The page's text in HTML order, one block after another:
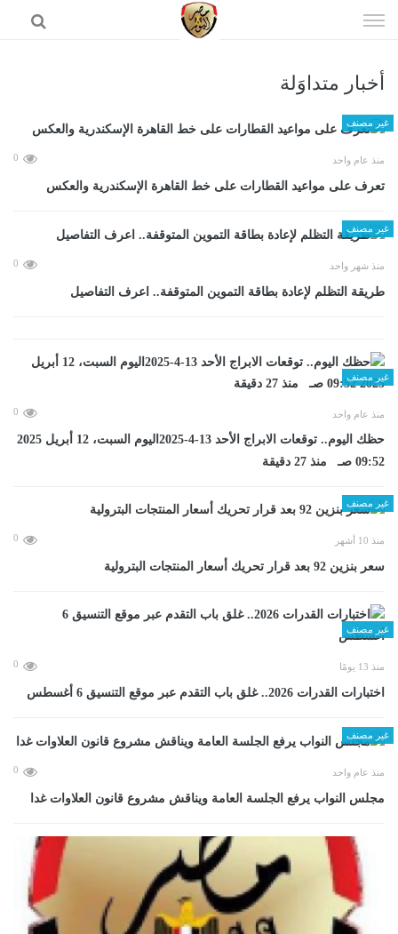
الى
أخبار متداوَلة
غير مصنف
منذ عام واحد 0
تعرف على مواعيد القطارات على خط القاهرة الإسكندرية والعكس
غير مصنف
منذ شهر واحد 0
طريقة التظلم لإعادة بطاقة التموين المتوقفة.. اعرف التفاصيل
غير مصنف
منذ عام واحد 0
حظك اليوم.. توقعات الابراج الأحد 13-4-2025اليوم السبت، 12 أبريل 2025
09:52 صـ منذ 27 دقيقة
غير مصنف
منذ 10 أشهر 0
سعر بنزين 92 بعد قرار تحريك أسعار المنتجات البترولية
غير مصنف
منذ 13 يومًا 0
اختبارات القدرات 2026.. غلق باب التقدم عبر موقع التنسيق 6 أغسطس
غير مصنف
منذ عام واحد 0
مجلس النواب يرفع الجلسة العامة ويناقش مشروع قانون العلاوات غدا